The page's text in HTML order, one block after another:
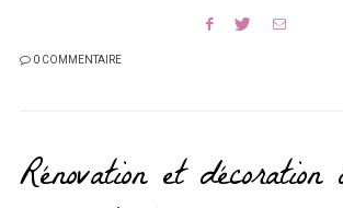
0 COMMENTAIRE
Rénovation et